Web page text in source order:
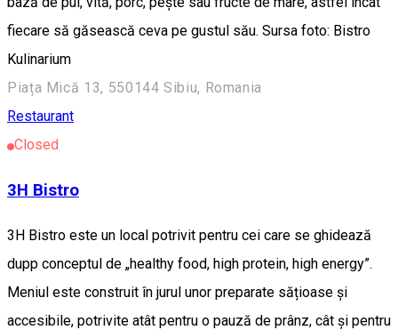
fiecare să găsească ceva pe gustul său. Sursa foto: Bistro
Kulinarium
Piața Mică 13, 550144 Sibiu, Romania
Restaurant
Closed
3H Bistro
3H Bistro este un local potrivit pentru cei care se ghidează
dupp conceptul de „healthy food, high protein, high energy”.
Meniul este construit în jurul unor preparate sățioase și
accesibile, potrivite atât pentru o pauză de prânz, cât și pentru